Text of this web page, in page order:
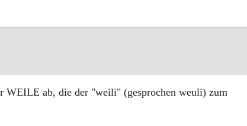
WEILE ab, die der "weili" (gesprochen weuli) zum